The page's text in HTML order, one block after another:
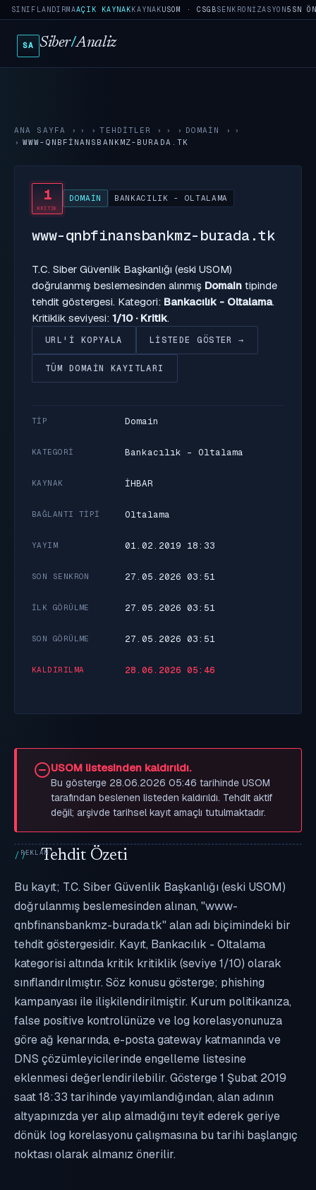
SINIFLANDIRMAAÇIK KAYNAKKAYNAKUSOM · CSGBSENKRONIZASYON5SN
SA Siber/Analiz
ANA SAYFA › TEHDITLER › DOMAIN
›
WWW-QNBFINANSBANKMZ-BURADA.TK
1
KRITIK
DOMAIN BANKACILIK - OLTALAMA
www-qnbfinansbankmz-burada.tk
T.C. Siber Güvenlik Başkanlığı (eski USOM)
doğrulanmış beslemesinden alınmış Domain tipinde
tehdit göstergesi. Kategori: Bankacılık - Oltalama.
Kritiklik seviyesi: 1/10 · Kritik.
URL'I KOPYALA LISTEDE GÖSTER →
TÜM DOMAIN KAYITLARI
TIP Domain
KATEGORI Bankacılık - Oltalama
KAYNAK İHBAR
BAĞLANTI TIPI Oltalama
YAYIM 01.02.2019 18:33
SON SENKRON 27.05.2026 03:51
İLK GÖRÜLME 27.05.2026 03:51
SON GÖRÜLME 27.05.2026 03:51
KALDIRILMA 28.06.2026 05:46
USOM listesinden kaldırıldı.
Bu gösterge 28.06.2026 05:46 tarihinde USOM
tarafından beslenen listeden kaldırıldı. Tehdit aktif
değil; arşivde tarihsel kayıt amaçlı tutulmaktadır.
Tehdit Özeti
Bu kayıt; T.C. Siber Güvenlik Başkanlığı (eski USOM)
doğrulanmış beslemesinden alınan, "www-
qnbfinansbankmz-burada.tk" alan adı biçimindeki bir
tehdit göstergesidir. Kayıt, Bankacılık - Oltalama
kategorisi altında kritik kritiklik (seviye 1/10) olarak
sınıflandırılmıştır. Söz konusu gösterge; phishing
kampanyası ile ilişkilendirilmiştir. Kurum politikanıza,
false positive kontrolünüze ve log korelasyonunuza
göre ağ kenarında, e-posta gateway katmanında ve
DNS çözümleyicilerinde engelleme listesine
eklenmesi değerlendirilebilir. Gösterge 1 Şubat 2019
saat 18:33 tarihinde yayımlandığından, alan adının
altyapınızda yer alıp almadığını teyit ederek geriye
dönük log korelasyonu çalışmasına bu tarihi başlangıç
noktası olarak almanız önerilir.